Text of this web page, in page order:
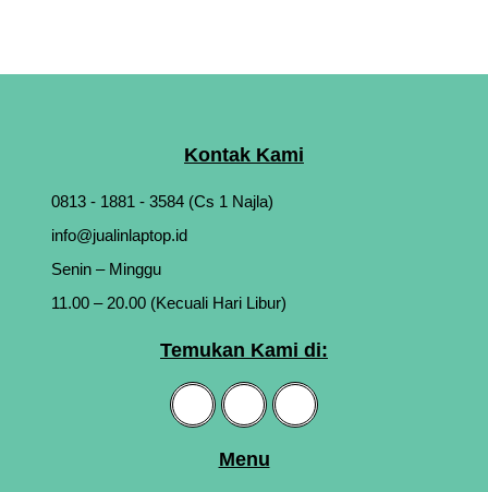
Kontak Kami
0813 - 1881 - 3584 (Cs 1 Najla)
info@jualinlaptop.id
Senin – Minggu
11.00 – 20.00 (Kecuali Hari Libur)
Temukan Kami di:
Menu